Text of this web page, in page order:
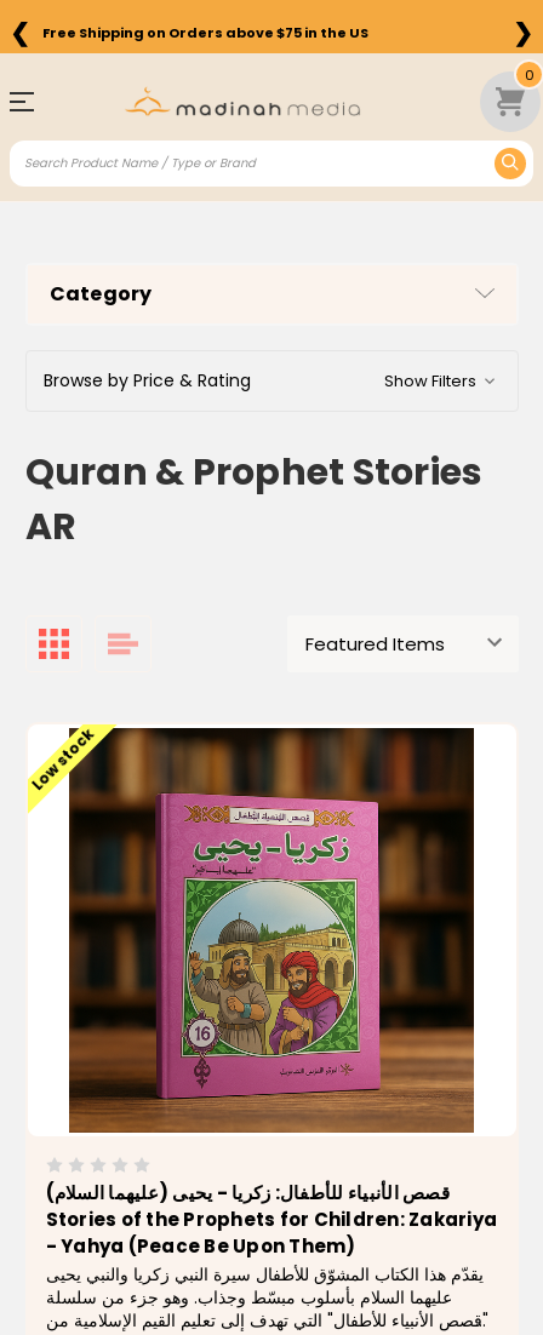
❮ Free Shipping on Orders above $75 in the US ❯
0
Category
Browse by Price & Rating Show Filters
Quran & Prophet Stories
AR
Low stock
قصص الأنبياء للأطفال: زكريا - يحيى (عليهما السلام)
Stories of the Prophets for Children: Zakariya
- Yahya (Peace Be Upon Them)
يقدّم هذا الكتاب المشوّق للأطفال سيرة النبي زكريا والنبي يحيى
عليهما السلام بأسلوب مبسّط وجذاب. وهو جزء من سلسلة
"قصص الأنبياء للأطفال" التي تهدف إلى تعليم القيم الإسلامية من